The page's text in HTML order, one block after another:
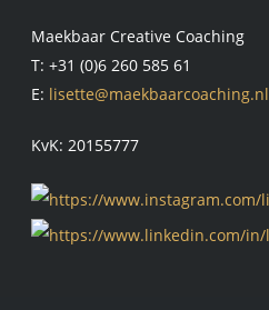
Maekbaar Creative Coaching
T: +31 (0)6 260 585 61
E: lisette@maekbaarcoaching.nl
KvK: 20155777